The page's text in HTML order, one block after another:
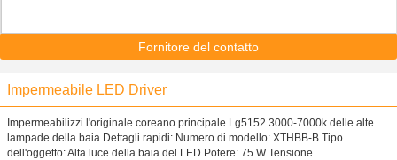
Fornitore del contatto
Impermeabile LED Driver
Impermeabilizzi l'originale coreano principale Lg5152 3000-7000k delle alte
lampade della baia Dettagli rapidi: Numero di modello: XTHBB-B Tipo
dell'oggetto: Alta luce della baia del LED Potere: 75 W Tensione ...